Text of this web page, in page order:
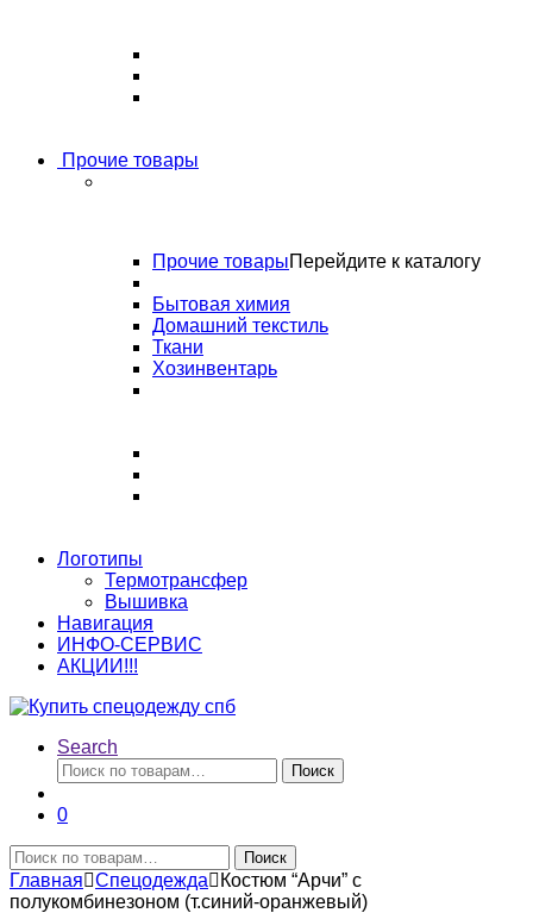
Прочие товары
Прочие товарыПерейдите к каталогу
Бытовая химия
Домашний текстиль
Ткани
Хозинвентарь
Логотипы
Термотрансфер
Вышивка
Навигация
ИНФО-СЕРВИС
АКЦИИ!!!
Search
Искать:
Поиск
0
Искать:
Поиск
Главная Спецодежда
Костюм “Арчи” с
полукомбинезоном (т.синий-оранжевый)